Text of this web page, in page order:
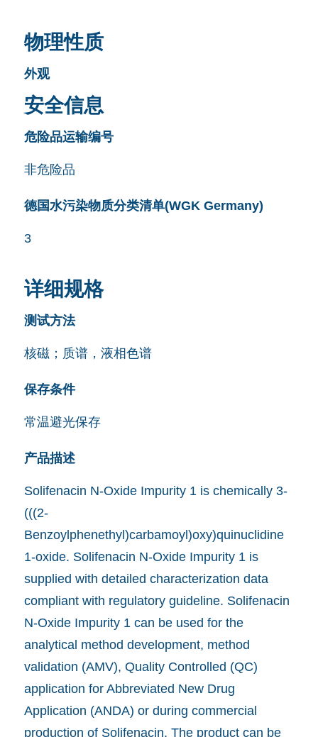
物理性质
外观
安全信息
危险品运输编号
非危险品
德国水污染物质分类清单(WGK Germany)
3
详细规格
测试方法
核磁；质谱，液相色谱
保存条件
常温避光保存
产品描述
Solifenacin N-Oxide Impurity 1 is chemically 3-
(((2-
Benzoylphenethyl)carbamoyl)oxy)quinuclidine
1-oxide. Solifenacin N-Oxide Impurity 1 is
supplied with detailed characterization data
compliant with regulatory guideline. Solifenacin
N-Oxide Impurity 1 can be used for the
analytical method development, method
validation (AMV), Quality Controlled (QC)
application for Abbreviated New Drug
Application (ANDA) or during commercial
production of Solifenacin. The product can be